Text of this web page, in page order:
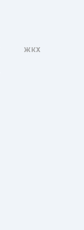
ЖКХ